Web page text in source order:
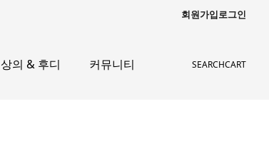
회원가입로그인
상의 & 후디 커뮤니티 SEARCHCART